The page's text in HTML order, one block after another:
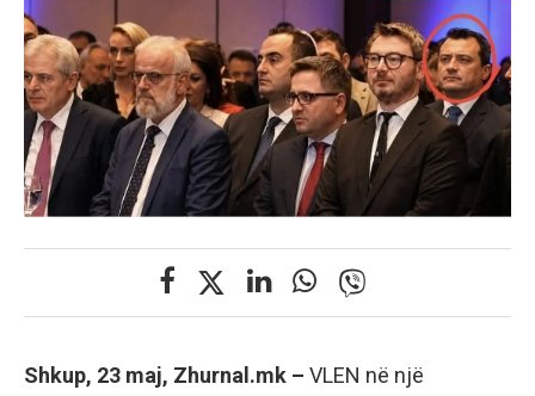
Shkup, 23 maj, Zhurnal.mk – VLEN në një